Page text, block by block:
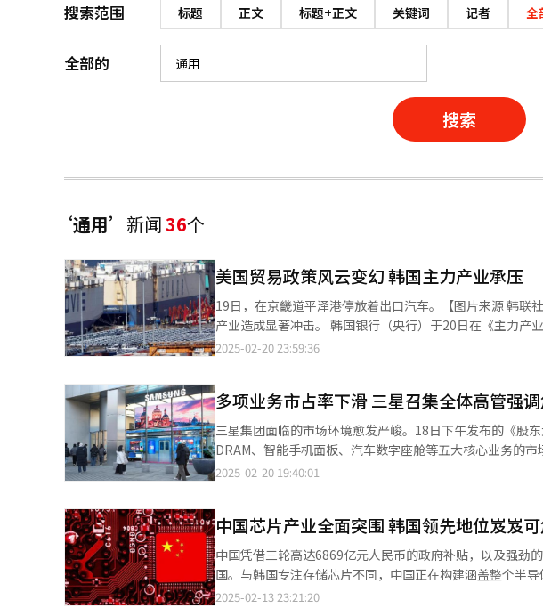
搜索范围 标题 正文 标题+正文 关键词 记者 全
全部的
搜索
‘通用’ 新闻36个
美国贸易政策风云变幻 韩国主力产业承压
19日，在京畿道平泽港停放着出口汽车。【图片来源 韩联社】 ‌ 金融业界普遍认为，美国贸易政策调整将对韩国
产业造成显著冲击‌。 韩国银行（央行）于20日在《主力产业监测报告》中就今年半导体行业局势预测称，随着美国
特朗普政府的上台，政策不确定性持续加剧，韩国半导体
以及当地生产规模扩大，韩国汽车出口将逐渐呈减少态势。 针对石油化学产业的市场分析，央行指出，受全球制造业
景气疲软及供应过剩等因素影响，该产业的生产和出口难
以及中国房地产市场复苏缓慢等因素，该行业将持续低迷
风险。 然而，在造船业方面，央行持积极态度。报告称，在造船业景气持续好转的背景下，以环保和高附加值船舶为
中心的订单持续增加，收益性得到进一步改善。此外，特
布的《美国普遍关税对韩国出口的影响》报告中指出，若
美元）减少1.8%（125亿美元）至4.6%（312.6亿美元）
严重，且大部分产业出口都将遭受重大冲击。在主要出口
将分别达到18.59%、21.17%和50.23%‌。
2025-02-20 23:59:36
多项业务市占率下滑 三星召集全体高管强
三星集团面临的市场环境愈发严峻。18日下午发布的《股
DRAM、智能手机面板、汽车数字座舱等五大核心业务的市场占有率均呈下降趋
续19年稳居全球市场第一。然而，2023年的市场占有率为
相继进入折叠屏市场，对三星的领先地位构成威胁。三星
销量将从2024年的12.1亿部小幅增至2025年的12.3亿部。 半导体业务也面临挑战。DRAM市场份额自2022年的
43.1%下降至2023年的42.2%，预测2024年继续降至
市场竞争日趋激烈。公司预计，存储市场方面，移动端和
场的需求则受GPU供应情况影响，可能出现波动。 此外，三星智能手机面板的市场份额从2023年的50.1%降至2024
2025-02-20 19:40:01
中国芯片产业全面突围 韩国领先地位岌岌
中国凭借三轮高达6869亿元人民币的政府补贴，以及强劲
国。与韩国专注存储芯片不同，中国正在构建涵盖整个半
外光（EUV）光刻机以及人工智能（AI）加速器所需的高
2025-02-13 23:21:20